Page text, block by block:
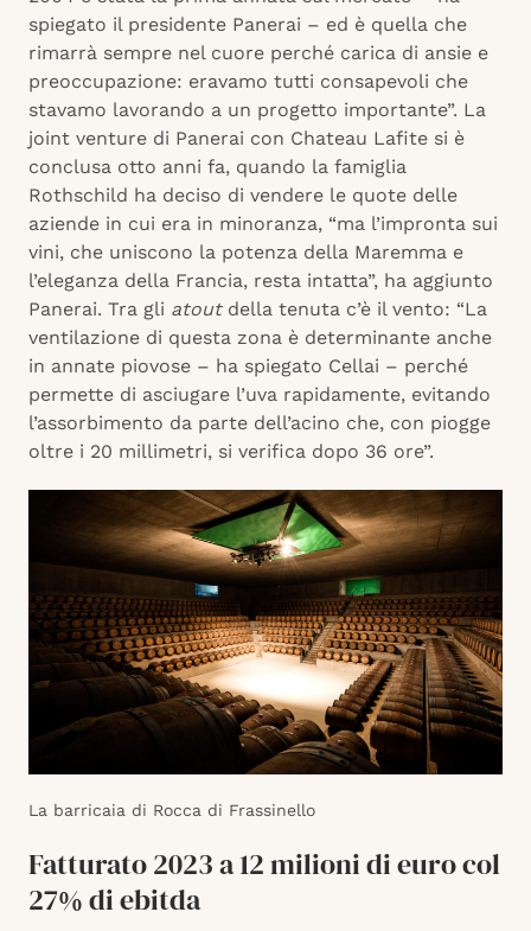
spiegato il presidente Panerai – ed è quella che
rimarrà sempre nel cuore perché carica di ansie e
preoccupazione: eravamo tutti consapevoli che
stavamo lavorando a un progetto importante”. La
joint venture di Panerai con Chateau Lafite si è
conclusa otto anni fa, quando la famiglia
Rothschild ha deciso di vendere le quote delle
aziende in cui era in minoranza, “ma l’impronta sui
vini, che uniscono la potenza della Maremma e
l’eleganza della Francia, resta intatta”, ha aggiunto
Panerai. Tra gli atoutdella tenuta c’è il vento: “La
ventilazione di questa zona è determinante anche
in annate piovose – ha spiegato Cellai – perché
permette di asciugare l’uva rapidamente, evitando
l’assorbimento da parte dell’acino che, con piogge
oltre i 20 millimetri, si verifica dopo 36 ore”.
La barricaia di Rocca di Frassinello
Fatturato 2023 a 12 milioni di euro col
27% di ebitda